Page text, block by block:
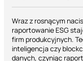
Wraz z rosnącym
raportowanie ESG
firm produkcyjnych.
inteligencja czy
danych, czyniąc